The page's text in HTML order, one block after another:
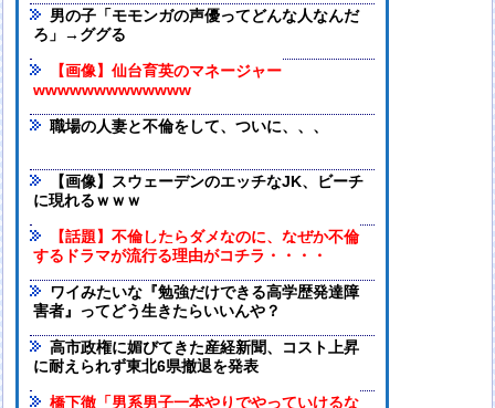
男の子「モモンガの声優ってどんな人なんだ
ろ」→ググる
【画像】仙台育英のマネージャー
wwwwwwwwwwwww
職場の人妻と不倫をして、ついに、、、
【画像】スウェーデンのエッチなJK、ビーチ
に現れるｗｗｗ
【話題】不倫したらダメなのに、なぜか不倫
するドラマが流行る理由がコチラ・・・・
ワイみたいな『勉強だけできる高学歴発達障
害者』ってどう生きたらいいんや？
高市政権に媚びてきた産経新聞、コスト上昇
に耐えられず東北6県撤退を発表
橋下徹「男系男子一本やりでやっていけるな